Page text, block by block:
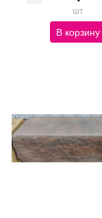
шт
В корзину